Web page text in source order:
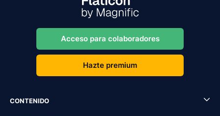
Acceso para colaboradores
Hazte premium
CONTENIDO